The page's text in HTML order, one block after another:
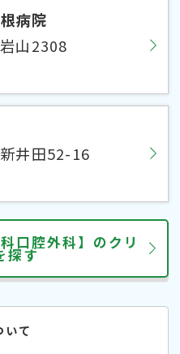
病院
山2308
井田52-16
口腔外科】のクリ
探す
いて